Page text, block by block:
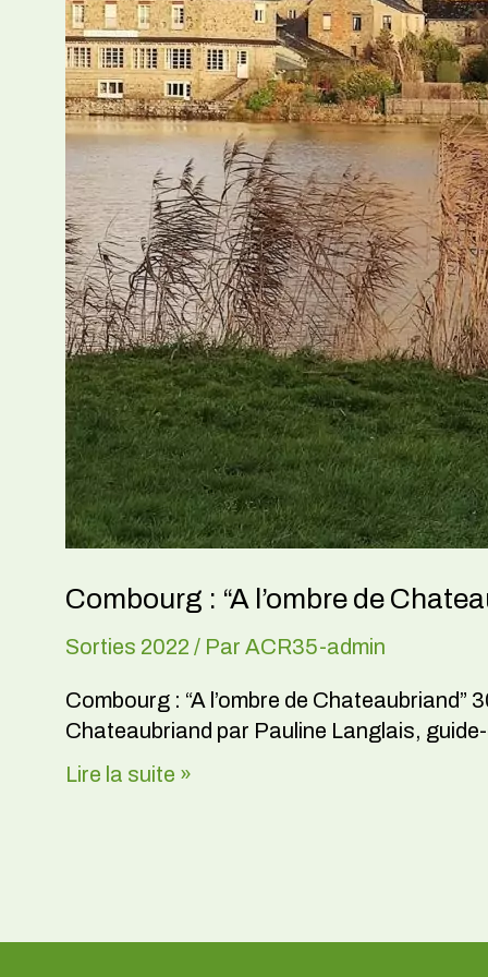
Combourg : “A l’ombre de
Sorties 2022 / Par ACR35-admin
Combourg : “A l’ombre de
Chateaubriand par Pauline Langlais,
Lire la suite »